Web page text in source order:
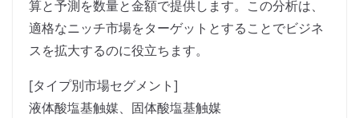
算と予測を数量と金額で提供します。この分析は、
適格なニッチ市場をターゲットとすることでビジネ
スを拡大するのに役立ちます。
[タイプ別市場セグメント]
液体酸塩基触媒、固体酸塩基触媒